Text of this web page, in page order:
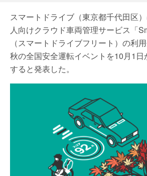
スマートドライブ（東京都千代田区
人向けクラウド車両管理サービス「
（スマートドライブフリート）の利
秋の全国安全運転イベントを10月1
すると発表した。